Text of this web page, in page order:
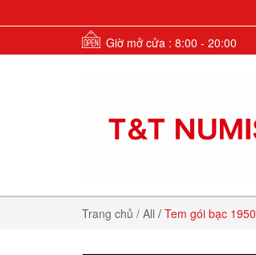
Giờ mở cửa : 8:00 - 20:00
Trang chủ / All / Tem gói bạc 1950